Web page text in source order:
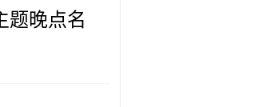
题晚点名